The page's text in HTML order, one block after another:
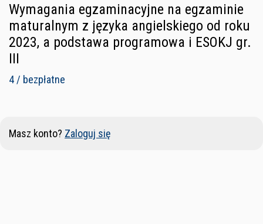
Wymagania egzaminacyjne na egzaminie
maturalnym z języka angielskiego od roku
2023, a podstawa programowa i ESOKJ gr.
III
4 / bezpłatne
Masz konto? Zaloguj się